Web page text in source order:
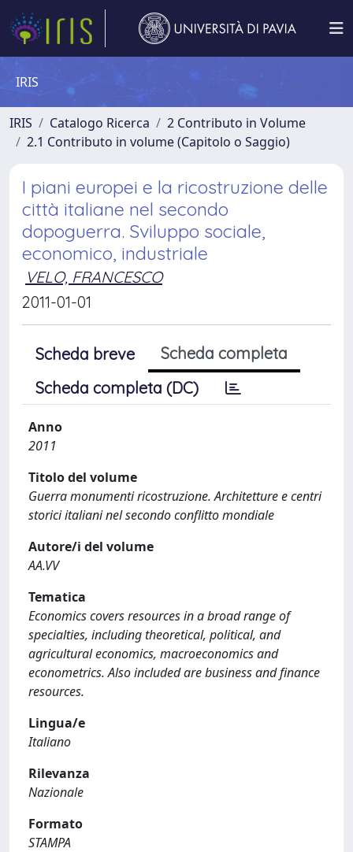
IRIS
IRIS Catalogo Ricerca
2 Contributo in Volume
2.1 Contributo in volume (Capitolo o Saggio)
I piani europei e la ricostruzione delle
città italiane nel secondo
dopoguerra. Sviluppo sociale,
economico, industriale
VELO, FRANCESCO
2011-01-01
Scheda breve
Scheda completa
Scheda completa (DC)
Anno
2011
Titolo del volume
Guerra monumenti ricostruzione. Architetture e centri
storici italiani nel secondo conflitto mondiale
Autore/i del volume
AA.VV
Tematica
Economics covers resources in a broad range of
specialties, including theoretical, political, and
agricultural economics, macroeconomics and
econometrics. Also included are business and finance
resources.
Lingua/e
Italiano
Rilevanza
Nazionale
Formato
STAMPA